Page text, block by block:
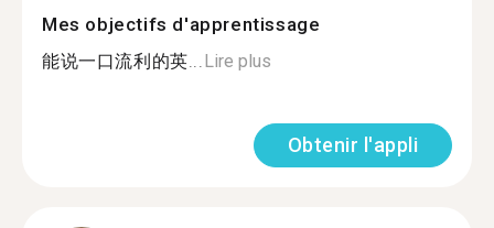
Mes objectifs d'apprentissage
能说一口流利的英...Lire plus
Obtenir l'appli